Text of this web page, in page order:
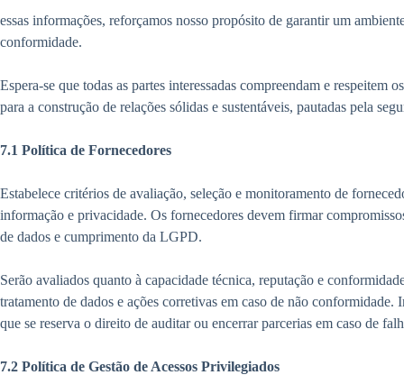
essas informações, reforçamos nosso propósito de garantir um
conformidade.
Espera-se que todas as partes interessadas compreendam e respeitem
para a construção de relações sólidas e sustentáveis, pautadas pela
7.1 Política de Fornecedores
Estabelece critérios de avaliação, seleção e monitoramento de
informação e privacidade. Os fornecedores devem firmar
de dados e cumprimento da LGPD.
Serão avaliados quanto à capacidade técnica, reputação e
tratamento de dados e ações corretivas em caso de não
que se reserva o direito de auditar ou encerrar parcerias em caso de
7.2 Política de Gestão de Acessos Privilegiados